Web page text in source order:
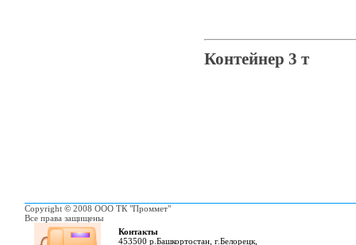
Контейнер 3 т
Copyright © 2008 ООО ТК "Проммет"
Все права защищены
Контакты
453500 р.Башкортостан, г.Белорецк,